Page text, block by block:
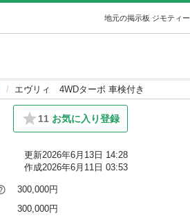
地元の掲示板 ジモティー
エヴリィ 4WDターボ 車検付き
11 お気に入り登録
更新2026年6月13日 14:28
作成2026年6月11日 03:53
300,000円
300,000円